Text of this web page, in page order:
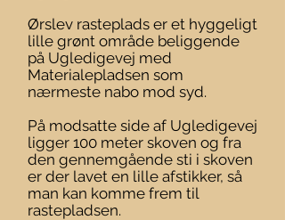
Ørslev rasteplads er et hyggeligt
lille grønt område beliggende
på Ugledigevej med
Materialepladsen som
nærmeste nabo mod syd.
På modsatte side af Ugledigevej
ligger 100 meter skoven og fra
den gennemgående sti i skoven
er der lavet en lille afstikker, så
man kan komme frem til
rastepladsen.